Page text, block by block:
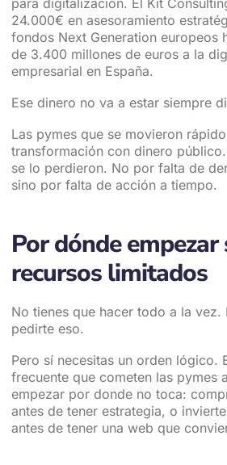
24.000€ en asesoramiento
fondos Next Generation europeos
de 3.400 millones de euros a la
empresarial en España.
Ese dinero no va a estar siempre
Las pymes que se movieron
transformación con dinero
se lo perdieron. No por falta de
sino por falta de acción a tiempo.
Por dónde empezar
recursos limitados
No tienes que hacer todo a la vez.
pedirte eso.
Pero sí necesitas un orden lógico.
frecuente que cometen las pymes
empezar por donde no toca:
antes de tener estrategia, o
antes de tener una web que